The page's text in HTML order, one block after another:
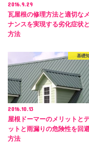
2016.9.29
瓦屋根の修理方法と適切な
ナンスを実現する劣化症状
方法
基礎
2016.10.13
屋根ドーマーのメリットと
ットと雨漏りの危険性を回
方法